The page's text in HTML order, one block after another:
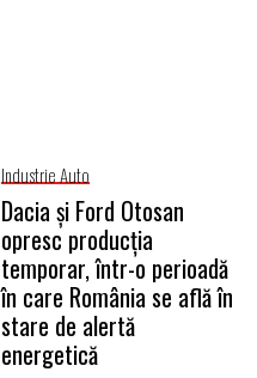
Industrie Auto
Dacia și Ford Otosan
opresc producția
temporar, într-o perioadă
în care România se află în
stare de alertă
energetică